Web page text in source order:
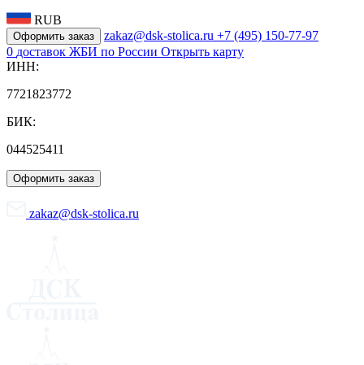
RUB
Оформить заказ zakaz@dsk-stolica.ru +7 (495) 150-77-97
0 доставок ЖБИ по России Открыть карту
ИНН:
7721823772
БИК:
044525411
Оформить заказ
zakaz@dsk-stolica.ru